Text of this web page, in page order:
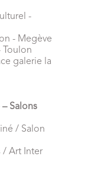
-
- Megève
galerie la
Salons
/ Salon
Art Inter